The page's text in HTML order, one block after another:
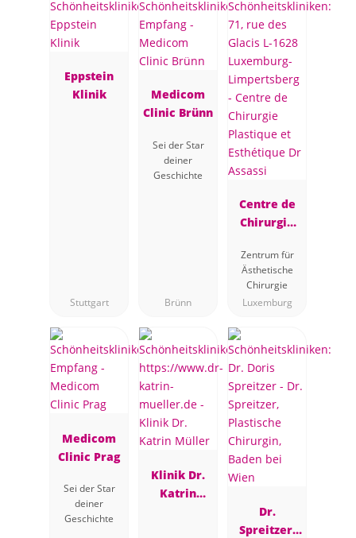
Eppstein
Klinik
Stuttgart
Medicom
Clinic Brünn
Sei der Star
deiner
Geschichte
Brünn
Centre de
Chirurgie
Esthétique
Dr Assassi
Zentrum für
Ästhetische
Chirurgie
Luxemburg
Medicom
Clinic Prag
Sei der Star
deiner
Geschichte
Klinik Dr.
Katrin
Dr.
Spreitzer,